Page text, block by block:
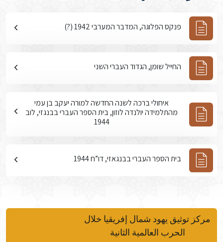
פנקס הפלוגה, המדבר המערבי 1942 (?)
החייל שומן, הגדוד העברי השני
איחולי ברכה לשנה החדשה למורה יעקב בן עמי
מהתלמידה יולנדה לוזון, בית הספר העברי בבנגזי, לוב
1944
בית הספר העברי בבנגאזי, דו”ח 1944
مركز توثيق يهود شمال إفريقيا خلال
الحرب العالمية الثانية